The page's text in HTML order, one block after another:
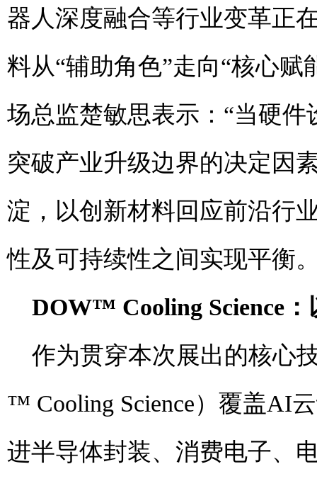
器人深度融合等行业变革正
料从“辅助角色”走向“核心
场总监楚敏思表示：“当硬
突破产业升级边界的决定因
淀，以创新材料回应前沿行
性及可持续性之间实现平衡
DOW™ Cooling Science
作为贯穿本次展出的核心
™ Cooling Science）覆盖AI
进半导体封装、消费电子、